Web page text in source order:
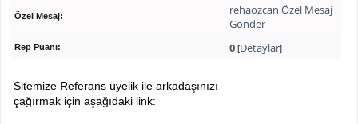
Özel Mesaj:
rehaozcan Özel Mesaj
Gönder
Rep Puanı: 0 [Detaylar]
Sitemize Referans üyelik ile arkadaşınızı
çağırmak için aşağıdaki link: